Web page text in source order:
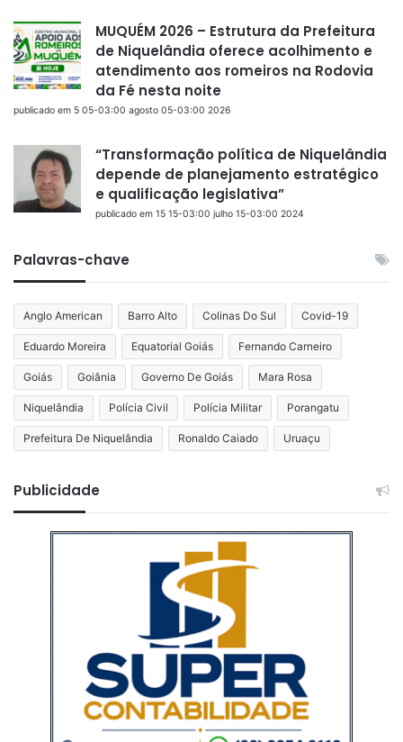
MUQUÉM 2026 – Estrutura da Prefeitura
de Niquelândia oferece acolhimento e
atendimento aos romeiros na Rodovia
da Fé nesta noite
publicado em 5 05-03:00 agosto 05-03:00 2026
“Transformação política de Niquelândia
depende de planejamento estratégico
e qualificação legislativa”
publicado em 15 15-03:00 julho 15-03:00 2024
Palavras-chave
Anglo American Barro Alto Colinas Do Sul Covid-19
Eduardo Moreira Equatorial Goiás Fernando Carneiro
Goiás Goiânia Governo De Goiás Mara Rosa
Niquelândia Polícia Civil Polícia Militar Porangatu
Prefeitura De Niquelândia Ronaldo Caiado Uruaçu
Publicidade